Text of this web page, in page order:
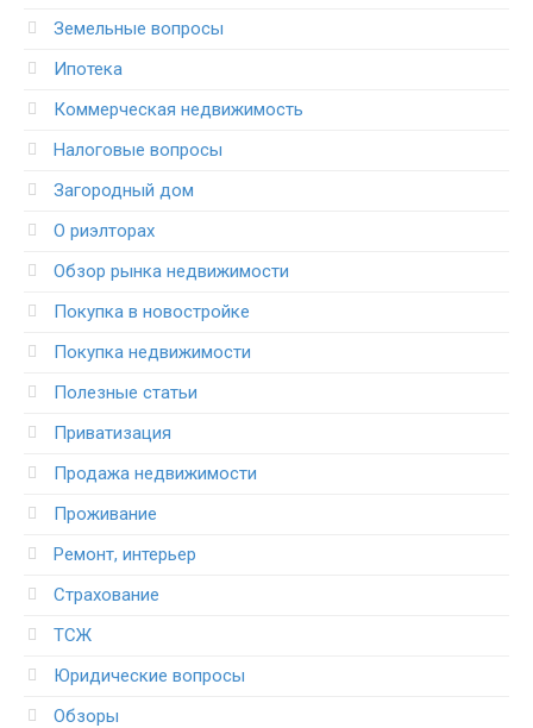
Земельные вопросы
Ипотека
Коммерческая недвижимость
Налоговые вопросы
Загородный дом
О риэлторах
Обзор рынка недвижимости
Покупка в новостройке
Покупка недвижимости
Полезные статьи
Приватизация
Продажа недвижимости
Проживание
Ремонт, интерьер
Страхование
ТСЖ
Юридические вопросы
Обзоры